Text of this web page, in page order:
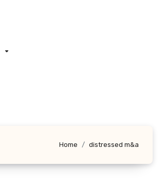
Home distressed m&a